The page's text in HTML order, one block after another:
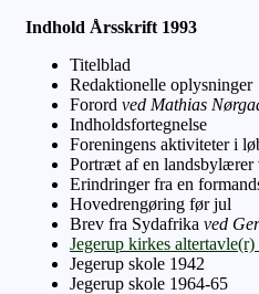
Indhold Årsskrift 1993
Titelblad
Redaktionelle oplysninger
Forordved Mathias
Indholdsfortegnelse
Foreningens aktiviteter i
Portræt af en landsbylærer
Erindringer fra en
Hovedrengøring før jul
Brev fra Sydafrikaved
Jegerup kirkes altertavle(r)
Jegerup skole 1942
Jegerup skole 1964-65